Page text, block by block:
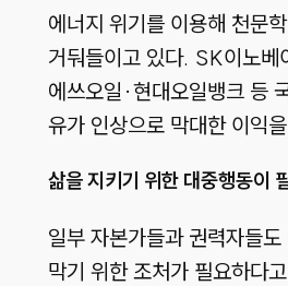
에너지 위기를 이용해 천문
거둬들이고 있다. SK이노베
에쓰오일·현대오일뱅크 등
유가 인상으로 막대한 이익
삶을 지키기 위한 대중행동이
일부 자본가들과 권력자들
막기 위한 조처가 필요하다